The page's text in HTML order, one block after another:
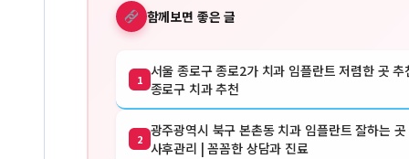
함께보면 좋은 글
1 서울 종로구 종로2가 치과 임플란트 저렴한 곳
종로구 치과 추천
2 광주광역시 북구 본촌동 치과 임플란트 잘하는
사후관리 | 꼼꼼한 상담과 진료